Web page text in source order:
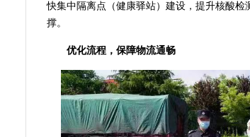
快集中隔离点（健康驿站）建设，提升核酸
撑。
优化流程，保障物流通畅